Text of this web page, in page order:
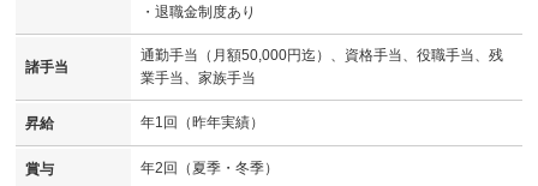
・退職金制度あり
諸手当
通勤手当（月額50,000円迄）、資格手当、役職手当、残
業手当、家族手当
昇給 年1回（昨年実績）
賞与 年2回（夏季・冬季）